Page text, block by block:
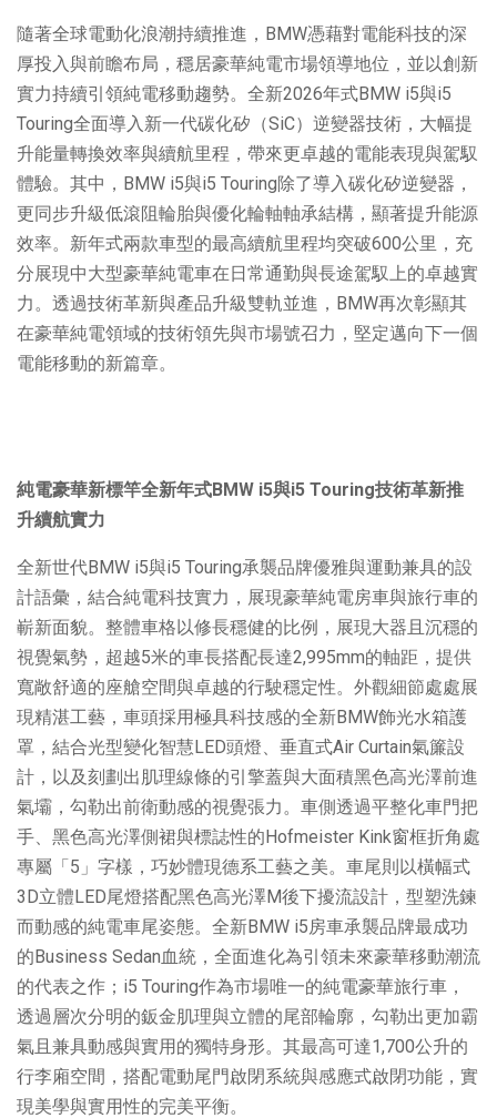
隨著全球電動化浪潮持續推進，BMW憑藉對電能科技的深
厚投入與前瞻布局，穩居豪華純電市場領導地位，並以創新
實力持續引領純電移動趨勢。全新2026年式BMW i5與i5
Touring全面導入新一代碳化矽（SiC）逆變器技術，大幅提
升能量轉換效率與續航里程，帶來更卓越的電能表現與駕馭
體驗。其中，BMW i5與i5 Touring除了導入碳化矽逆變器，
更同步升級低滾阻輪胎與優化輪軸軸承結構，顯著提升能源
效率。新年式兩款車型的最高續航里程均突破600公里，充
分展現中大型豪華純電車在日常通勤與長途駕馭上的卓越實
力。透過技術革新與產品升級雙軌並進，BMW再次彰顯其
在豪華純電領域的技術領先與市場號召力，堅定邁向下一個
電能移動的新篇章。
純電豪華新標竿全新年式BMW i5與i5 Touring技術革新推
升續航實力
全新世代BMW i5與i5 Touring承襲品牌優雅與運動兼具的設
計語彙，結合純電科技實力，展現豪華純電房車與旅行車的
嶄新面貌。整體車格以修長穩健的比例，展現大器且沉穩的
視覺氣勢，超越5米的車長搭配長達2,995mm的軸距，提供
寬敞舒適的座艙空間與卓越的行駛穩定性。外觀細節處處展
現精湛工藝，車頭採用極具科技感的全新BMW飾光水箱護
罩，結合光型變化智慧LED頭燈、垂直式Air Curtain氣簾設
計，以及刻劃出肌理線條的引擎蓋與大面積黑色高光澤前進
氣壩，勾勒出前衛動感的視覺張力。車側透過平整化車門把
手、黑色高光澤側裙與標誌性的Hofmeister Kink窗框折角處
專屬「5」字樣，巧妙體現德系工藝之美。車尾則以橫幅式
3D立體LED尾燈搭配黑色高光澤M後下擾流設計，型塑洗鍊
而動感的純電車尾姿態。全新BMW i5房車承襲品牌最成功
的Business Sedan血統，全面進化為引領未來豪華移動潮流
的代表之作；i5 Touring作為市場唯一的純電豪華旅行車，
透過層次分明的鈑金肌理與立體的尾部輪廓，勾勒出更加霸
氣且兼具動感與實用的獨特身形。其最高可達1,700公升的
行李廂空間，搭配電動尾門啟閉系統與感應式啟閉功能，實
現美學與實用性的完美平衡。